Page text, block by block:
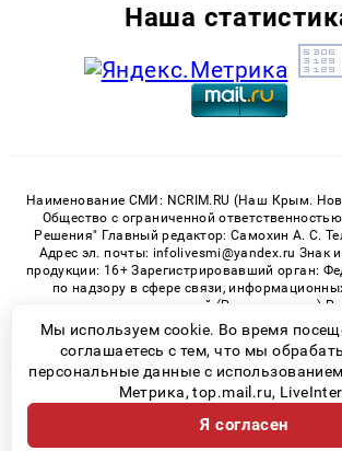
Наша
Наименование СМИ: NCRIM.RU (Наш Крым.
Общество с ограниченной
Решения" Главный редактор: Самохин А. С.
Адрес эл. почты: infolivesmi@yandex.ru Знак
продукции: 16+ Зарегистрировавший орган:
по надзору в сфере связи,
массовых коммуникаций (Роскомнадзор)
номер СМИ ЭЛ № ФС 77 - 81150 от
© 2026 «nCrim.ru» | Все права
Возрастная категория сайта 16+
Мы используем cookie. Во время
соглашаетесь с тем, что мы
персональные данные с
Метрика, top.mail.ru,
Я согласен